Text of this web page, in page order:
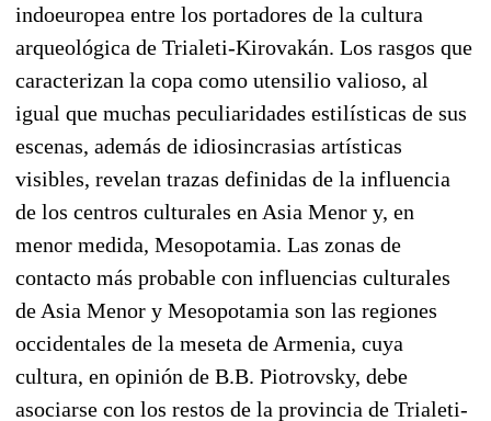
indoeuropea entre los portadores de la cultura
arqueológica de Trialeti-Kirovakán. Los rasgos que
caracterizan la copa como utensilio valioso, al
igual que muchas peculiaridades estilísticas de sus
escenas, además de idiosincrasias artísticas
visibles, revelan trazas definidas de la influencia
de los centros culturales en Asia Menor y, en
menor medida, Mesopotamia. Las zonas de
contacto más probable con influencias culturales
de Asia Menor y Mesopotamia son las regiones
occidentales de la meseta de Armenia, cuya
cultura, en opinión de B.B. Piotrovsky, debe
asociarse con los restos de la provincia de Trialeti-